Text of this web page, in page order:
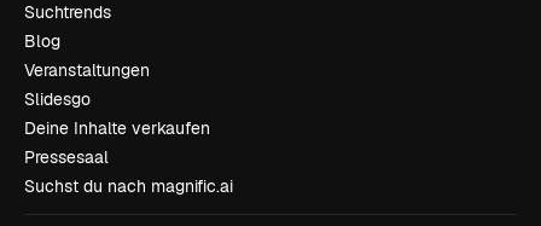
Suchtrends
Blog
Veranstaltungen
Slidesgo
Deine Inhalte verkaufen
Pressesaal
Suchst du nach magnific.ai